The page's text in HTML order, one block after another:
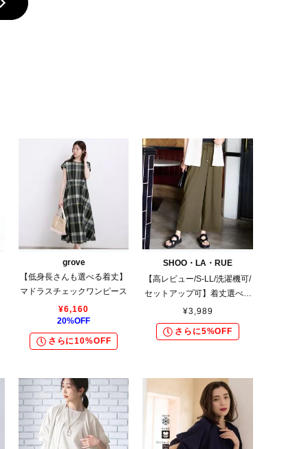
grove
【低身長さんも選べる着丈】
マドラスチェックワンピース
¥6,160
20%OFF
さらに10%OFF
SHOO・LA・RUE
【高レビュー/S-LL/洗濯機可/
セットアップ可】着丈選べる
軽凛(かろりん) ひんやりフラ
ップイージーパンツ
¥3,989
さらに5%OFF